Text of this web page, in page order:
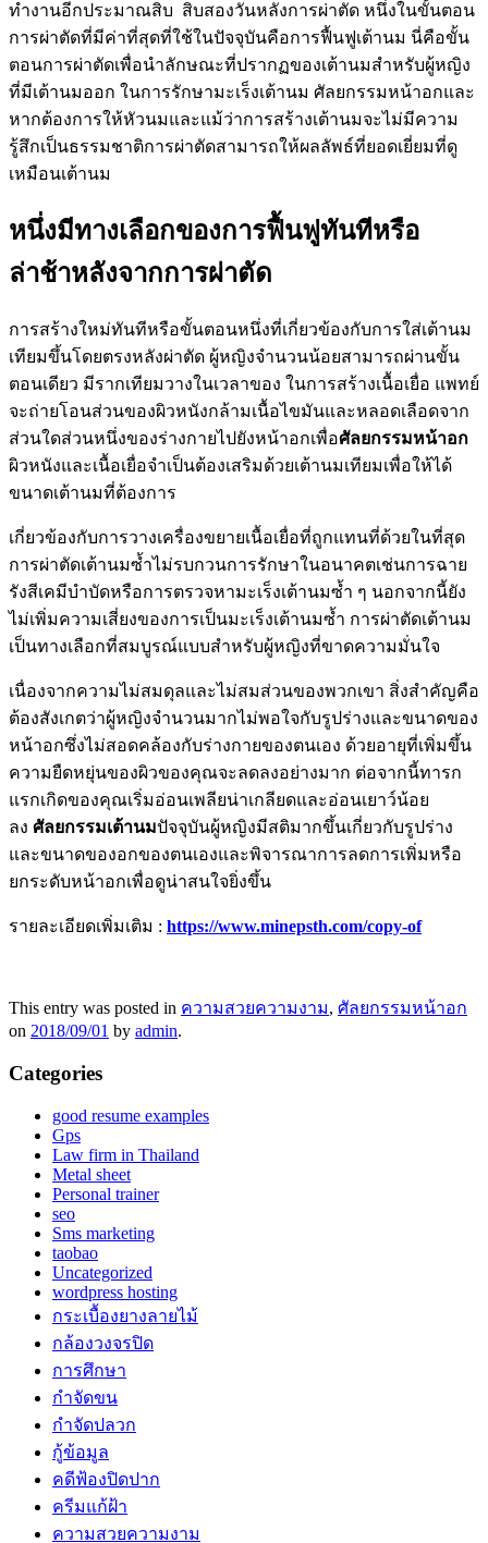
ทำงานอีกประมาณสิบ สิบสองวันหลังการผ่าตัด หนึ่งในขั้นตอน
การผ่าตัดที่มีค่าที่สุดที่ใช้ในปัจจุบันคือการฟื้นฟูเต้านม นี่คือขั้น
ตอนการผ่าตัดเพื่อนำลักษณะที่ปรากฏของเต้านมสำหรับผู้หญิง
ที่มีเต้านมออก ในการรักษามะเร็งเต้านม ศัลยกรรมหน้าอกและ
หากต้องการให้หัวนมและแม้ว่าการสร้างเต้านมจะไม่มีความ
รู้สึกเป็นธรรมชาติการผ่าตัดสามารถให้ผลลัพธ์ที่ยอดเยี่ยมที่ดู
เหมือนเต้านม
หนึ่งมีทางเลือกของการฟื้นฟูทันทีหรือ
ล่าช้าหลังจากการผ่าตัด
การสร้างใหม่ทันทีหรือขั้นตอนหนึ่งที่เกี่ยวข้องกับการใส่เต้านม
เทียมขึ้นโดยตรงหลังผ่าตัด ผู้หญิงจำนวนน้อยสามารถผ่านขั้น
ตอนเดียว มีรากเทียมวางในเวลาของ ในการสร้างเนื้อเยื่อ แพทย์
จะถ่ายโอนส่วนของผิวหนังกล้ามเนื้อไขมันและหลอดเลือดจาก
ส่วนใดส่วนหนึ่งของร่างกายไปยังหน้าอกเพื่อศัลยกรรมหน้าอก
ผิวหนังและเนื้อเยื่อจำเป็นต้องเสริมด้วยเต้านมเทียมเพื่อให้ได้
ขนาดเต้านมที่ต้องการ
เกี่ยวข้องกับการวางเครื่องขยายเนื้อเยื่อที่ถูกแทนที่ด้วยในที่สุด
การผ่าตัดเต้านมซ้ำไม่รบกวนการรักษาในอนาคตเช่นการฉาย
รังสีเคมีบำบัดหรือการตรวจหามะเร็งเต้านมซ้ำ ๆ นอกจากนี้ยัง
ไม่เพิ่มความเสี่ยงของการเป็นมะเร็งเต้านมซ้ำ การผ่าตัดเต้านม
เป็นทางเลือกที่สมบูรณ์แบบสำหรับผู้หญิงที่ขาดความมั่นใจ
เนื่องจากความไม่สมดุลและไม่สมส่วนของพวกเขา สิ่งสำคัญคือ
ต้องสังเกตว่าผู้หญิงจำนวนมากไม่พอใจกับรูปร่างและขนาดของ
หน้าอกซึ่งไม่สอดคล้องกับร่างกายของตนเอง ด้วยอายุที่เพิ่มขึ้น
ความยืดหยุ่นของผิวของคุณจะลดลงอย่างมาก ต่อจากนี้ทารก
แรกเกิดของคุณเริ่มอ่อนเพลียน่าเกลียดและอ่อนเยาว์น้อย
ลง ศัลยกรรมเต้านมปัจจุบันผู้หญิงมีสติมากขึ้นเกี่ยวกับรูปร่าง
และขนาดของอกของตนเองและพิจารณาการลดการเพิ่มหรือ
ยกระดับหน้าอกเพื่อดูน่าสนใจยิ่งขึ้น
รายละเอียดเพิ่มเติม : https://www.minepsth.com/copy-of
This entry was posted in ความสวยความงาม, ศัลยกรรมหน้าอก
on 2018/09/01 by admin.
Categories
good resume examples
Gps
Law firm in Thailand
Metal sheet
Personal trainer
seo
Sms marketing
taobao
Uncategorized
wordpress hosting
กระเบื้องยางลายไม้
กล้องวงจรปิด
การศึกษา
กำจัดขน
กำจัดปลวก
กู้ข้อมูล
คดีฟ้องปิดปาก
ครีมแก้ฝ้า
ความสวยความงาม